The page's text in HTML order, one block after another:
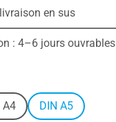
en sus
: 4–6 jours ouvrables
A4 DIN A5